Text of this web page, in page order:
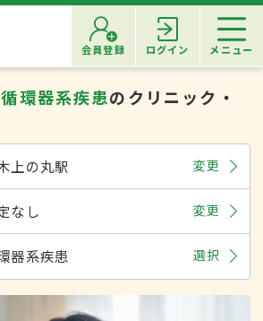
会員登録 ログイン メニュー
環器系疾患のクリニック・
上の丸駅 変更
なし 変更
器系疾患 選択